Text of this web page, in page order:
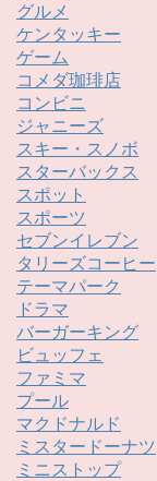
グルメ
ケンタッキー
ゲーム
コメダ珈琲店
コンビニ
ジャニーズ
スキー・スノボ
スターバックス
スポット
スポーツ
セブンイレブン
タリーズコーヒー
テーマパーク
ドラマ
バーガーキング
ビュッフェ
ファミマ
プール
マクドナルド
ミスタードーナツ
ミニストップ